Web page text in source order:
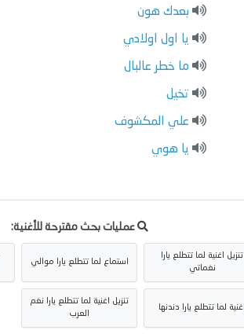
بعدك هون
يا اول اولادي
ما خطر عالبال
تخيل
علي المكشوف
يا هوي
عمليات بحث مقترحة للأغنية:
تنزيل اغنية لما تتطلع يارا
نغماتي
استماع لما تتطلع يارا موالي
اغنية لما تتطلع يارا دندنها
تنزيل اغنية لما تتطلع يارا نغم
العرب